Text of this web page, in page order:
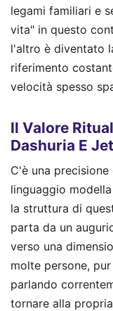
legami familiari e
vita" in questo
l'altro è diventato
riferimento
velocità spesso
Il Valore
Dashuria E
C'è una
linguaggio
la struttura di
parta da un
verso una
molte persone,
parlando
tornare alla